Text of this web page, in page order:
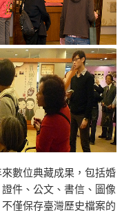
數位典藏成果，包括婚
件、公文、書信、圖像
僅保存臺灣歷史檔案的